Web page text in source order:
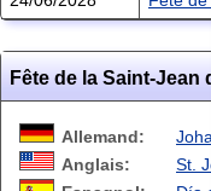
Fête de la Saint-
Allemand:
Anglais:
St.